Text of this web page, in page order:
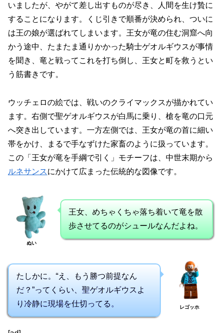
いましたが、やがて差し出すものが尽き、人間を生け贄に
することになります。くじ引きで順番が決められ、ついに
は王の娘が選ばれてしまいます。王女が竜の住む洞窟へ向
かう途中、たまたま通りかかった騎士ゲオルギウスが事情
を聞き、竜と戦ってこれを打ち倒し、王女と町を救うとい
う筋書きです。
ウッチェロの絵では、戦いのクライマックスが描かれてい
ます。右側で聖ゲオルギウスが白馬に乗り、槍を竜の口元
へ突き出しています。一方左側では、王女が竜の首に細い
帯をかけ、まるで手なずけた家畜のように扱っています。
この「王女が竜を手綱で引く」モチーフは、中世末期から
ルネサンスにかけて広まった伝統的な図像です。
ぬい
王女、めちゃくちゃ落ち着いて竜を散
歩させてるのがシュールなんだよね。
たしかに。“え、もう勝つ前提なん
だ？”ってくらい、聖ゲオルギウスよ
り冷静に現場を仕切ってる。
レゴッホ